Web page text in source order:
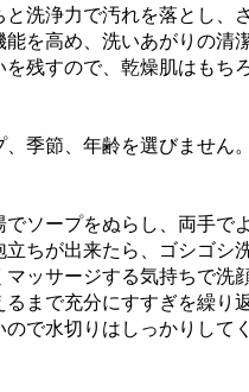
浄力で汚れを落とし、さ
高め、洗いあがりの清潔
すので、乾燥肌はもちろ
節、年齢を選びません。
ープをぬらし、両手でよ
が出来たら、ゴシゴシ洗
ージする気持ちで洗
で充分にすすぎを繰り返
水切りはしっかりして